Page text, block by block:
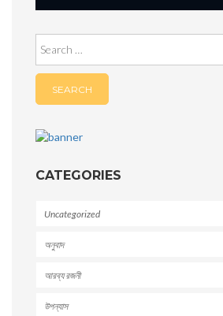
for:
CATEGORIES
Uncategorized
অনুবাদ
আরব্য রজনী
উপন্যাস